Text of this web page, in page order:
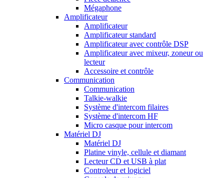
Mégaphone
Amplificateur
Amplificateur
Amplificateur standard
Amplificateur avec contrôle DSP
Amplificateur avec mixeur, zoneur ou
lecteur
Accessoire et contrôle
Communication
Communication
Talkie-walkie
Système d'intercom filaires
Système d'intercom HF
Micro casque pour intercom
Matériel DJ
Matériel DJ
Platine vinyle, cellule et diamant
Lecteur CD et USB à plat
Controleur et logiciel